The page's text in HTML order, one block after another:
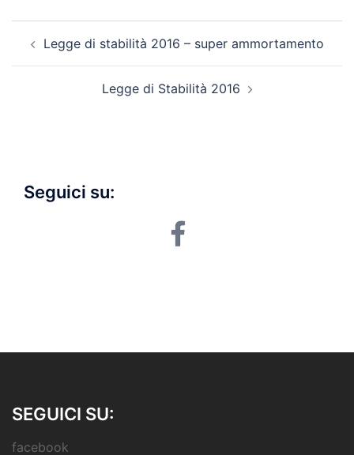
navigation
Legge di stabilità 2016 – super ammortamento
Legge di Stabilità 2016
Seguici su:
facebook
SEGUICI SU:
facebook